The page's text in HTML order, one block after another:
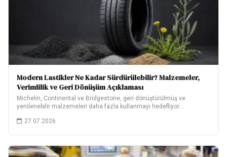
Modern Lastikler Ne Kadar Sürdürülebilir? Malzemeler,
Verimlilik ve Geri Dönüşüm Açıklaması
Michelin, Continental ve Bridgestone, geri dönüştürülmüş ve
yenilenebilir malzemeleri daha fazla kullanmayı hedefliyor.
27.07.2026